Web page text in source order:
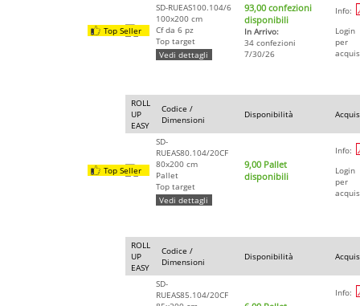
Top Seller
SD-RUEAS100.104/6
100x200 cm
Cf da 6 pz
Top target
Vedi dettagli
93,00 confezioni
disponibili
In Arrivo:
34 confezioni
7/30/26
Info:
Login
per
ROLL
UP
EASY
Codice /
Dimensioni
Disponibilità
Top Seller
SD-
RUEAS80.104/20CF
80x200 cm
Pallet
Top target
Vedi dettagli
9,00 Pallet
disponibili
Info:
Login
per
ROLL
UP
EASY
Codice /
Dimensioni
Disponibilità
SD-
RUEAS85.104/20CF
Info: